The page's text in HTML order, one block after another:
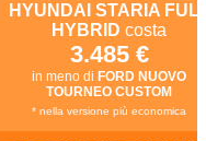
HYUNDAI STARIA
HYBRID costa
3.485 €
in meno di FORD NUOVO
TOURNEO CUSTOM
* nella versione più economica